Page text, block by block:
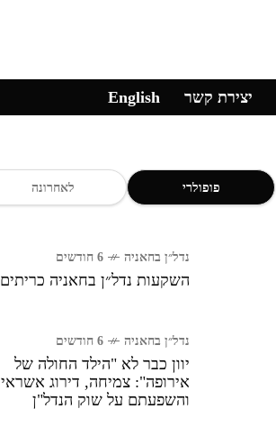
יצירת קשר English
פופולרי לאחרונה
נדל״ן בחאניה 6 חודשים
השקעות נדל״ן בחאניה כריתים
נדל״ן בחאניה 6 חודשים
יוון כבר לא "הילד החולה של
אירופה": צמיחה, דירוג אשראי
והשפעתם על שוק הנדל"ן